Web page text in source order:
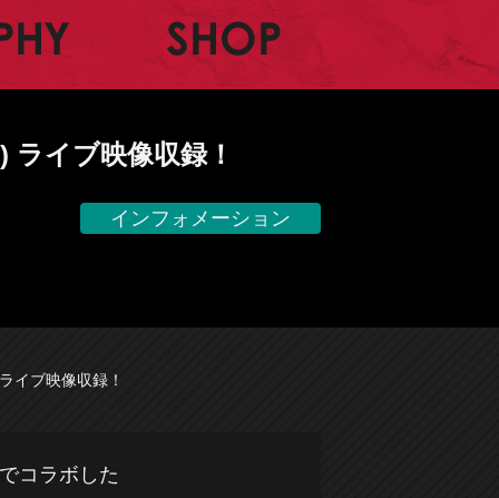
BIOGRAPHY
イブ映像収録！
インフォメーション
イブ映像収録！
コラボした